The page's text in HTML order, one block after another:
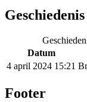
Datum
4 april 2024 15:21
Footer